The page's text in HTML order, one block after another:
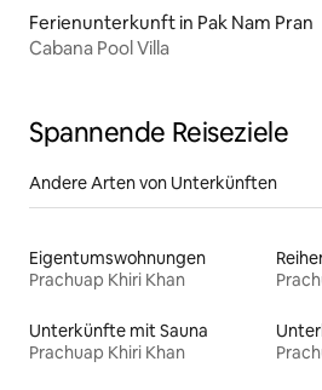
Ferienunterkunft in Pak Nam Pran
Cabana Pool Villa
Spannende Reiseziele
Andere Arten von Unterkünften
Eigentumswohnungen
Prachuap Khiri Khan
Unterkünfte mit Sauna
Prachuap Khiri Khan